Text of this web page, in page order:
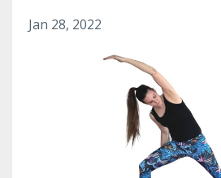
Jan 28, 2022